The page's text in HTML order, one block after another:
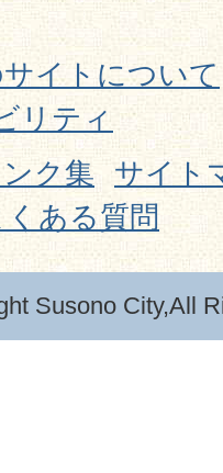
イトについて
リティ
ンク集
サイト
くある質問
Susono City,All